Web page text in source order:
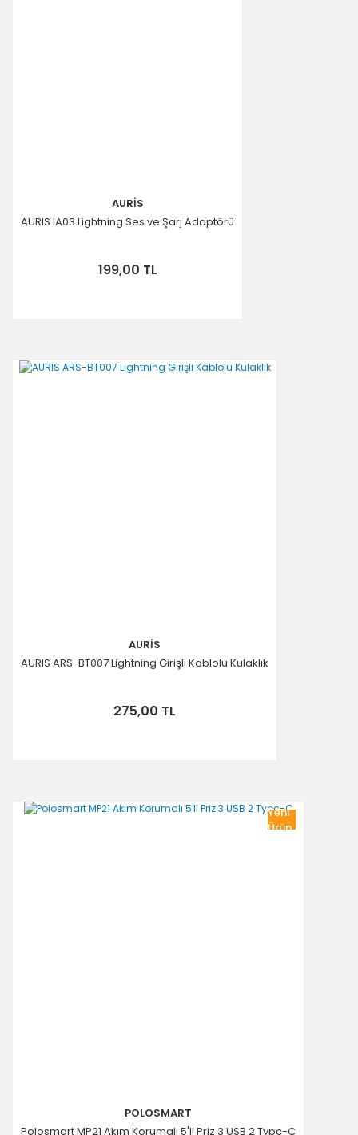
AURİS
AURIS IA03 Lightning Ses ve Şarj Adaptörü
199,00 TL
AURİS
AURIS ARS-BT007 Lightning Girişli Kablolu Kulaklık
275,00 TL
Yeni
Ürün
POLOSMART
Polosmart MP21 Akım Korumalı 5'li Priz 3 USB 2 Typc-C